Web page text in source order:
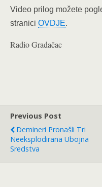
Video prilog možete
stranici OVDJE.
Radio Gradačac
Previous Post
Demineri Pronašli Tri
Neeksplodirana Ubojna
Sredstva